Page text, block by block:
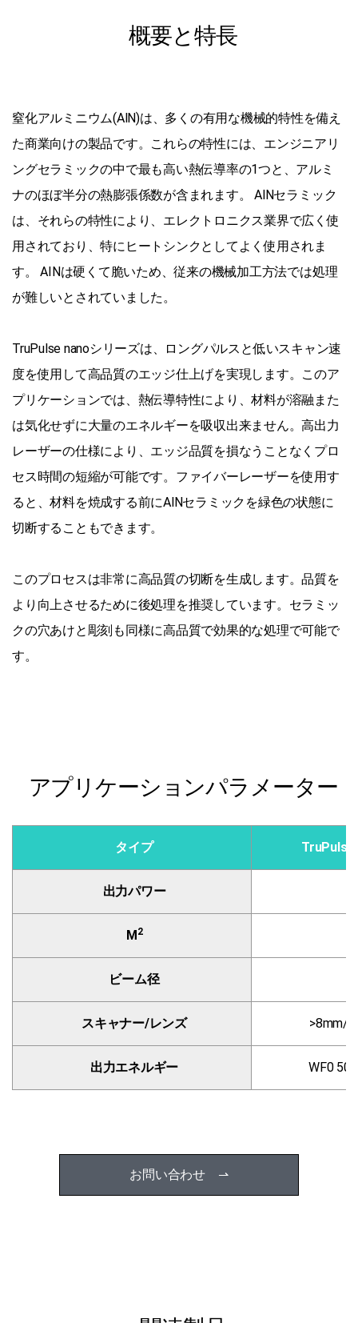
概要と特長
窒化アルミニウム(AlN)は、多くの有用な機械的特性を備え
た商業向けの製品です。これらの特性には、エンジニアリ
ングセラミックの中で最も高い熱伝導率の1つと、アルミ
ナのほぼ半分の熱膨張係数が含まれます。 AlNセラミック
は、それらの特性により、エレクトロニクス業界で広く使
用されており、特にヒートシンクとしてよく使用されま
す。 AINは硬くて脆いため、従来の機械加工方法では処理
が難しいとされていました。
TruPulse nanoシリーズは、ロングパルスと低いスキャン速
度を使用して高品質のエッジ仕上げを実現します。このア
プリケーションでは、熱伝導特性により、材料が溶融また
は気化せずに大量のエネルギーを吸収出来ません。高出力
レーザーの仕様により、エッジ品質を損なうことなくプロ
セス時間の短縮が可能です。ファイバーレーザーを使用す
ると、材料を焼成する前にAlNセラミックを緑色の状態に
切断することもできます。
このプロセスは非常に高品質の切断を生成します。品質を
より向上させるために後処理を推奨しています。セラミッ
クの穴あけと彫刻も同様に高品質で効果的な処理で可能で
す。
アプリケーションパラメーター
タイプ TruPulse
出力パワー
M 2
ビーム径
スキャナー/レンズ >8mm/
出力エネルギー WF0
お問い合わせ ⇀